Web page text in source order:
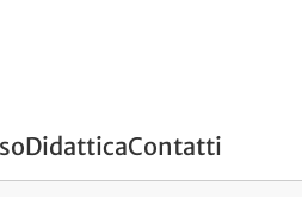
DidatticaContatti